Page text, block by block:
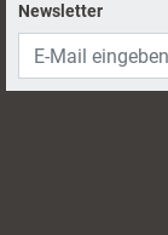
Newsletter